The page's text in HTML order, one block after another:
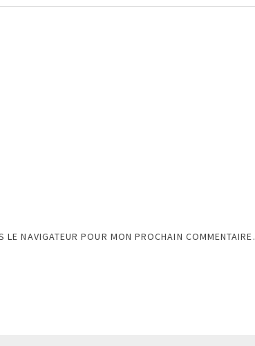
NAVIGATEUR POUR MON PROCHAIN COMMENTAIRE.